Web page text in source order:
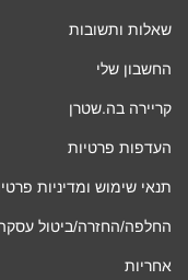
שאלות ותשובות
החשבון שלי
קריירה בה.שטרן
העדפות פרטיות
תנאי שימוש ומדיניות
החלפה/החזרה/ביטול
אחריות